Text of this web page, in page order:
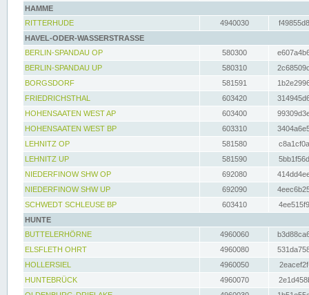
HAMME
RITTERHUDE
4940030
HAVEL-ODER-WASSERSTRASSE
BERLIN-SPANDAU OP
580300
BERLIN-SPANDAU UP
580310
BORGSDORF
581591
FRIEDRICHSTHAL
603420
HOHENSAATEN WEST AP
603400
HOHENSAATEN WEST BP
603310
LEHNITZ OP
581580
LEHNITZ UP
581590
NIEDERFINOW SHW OP
692080
NIEDERFINOW SHW UP
692090
SCHWEDT SCHLEUSE BP
603410
HUNTE
BUTTELERHÖRNE
4960060
ELSFLETH OHRT
4960080
HOLLERSIEL
4960050
HUNTEBRÜCK
4960070